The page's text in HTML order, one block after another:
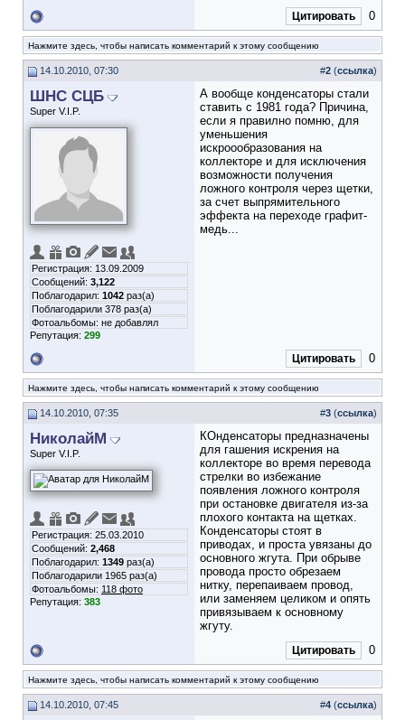
Цитировать 0
Нажмите здесь, чтобы написать комментарий к этому сообщению
14.10.2010, 07:30 #2 (ссылка)
ШНС СЦБ
Super V.I.P.
Регистрация: 13.09.2009
Сообщений: 3,122
Поблагодарил: 1042 раз(а)
Поблагодарили 378 раз(а)
Фотоальбомы: не добавлял
Репутация: 299
А вообще конденсаторы стали
ставить с 1981 года? Причина,
если я правилно помню, для
уменьшения
искроообразования на
коллекторе и для исключения
возможности получения
ложного контроля через щетки,
за счет выпрямительного
эффекта на переходе графит-
медь...
Цитировать 0
Нажмите здесь, чтобы написать комментарий к этому сообщению
14.10.2010, 07:35 #3 (ссылка)
НиколайМ
Super V.I.P.
Регистрация: 25.03.2010
Сообщений: 2,468
Поблагодарил: 1349 раз(а)
Поблагодарили 1965 раз(а)
Фотоальбомы: 118 фото
Репутация: 383
КОнденсаторы предназначены
для гашения искрения на
коллекторе во время перевода
стрелки во избежание
появления ложного контроля
при остановке двигателя из-за
плохого контакта на щетках.
Конденсаторы стоят в
приводах, и проста увязаны до
основного жгута. При обрыве
провода просто обрезаем
нитку, перепаиваем провод,
или заменяем целиком и опять
привязываем к основному
жгуту.
Цитировать 0
Нажмите здесь, чтобы написать комментарий к этому сообщению
14.10.2010, 07:45 #4 (ссылка)